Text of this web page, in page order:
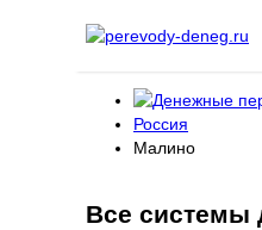
Россия
Малино
Все системы